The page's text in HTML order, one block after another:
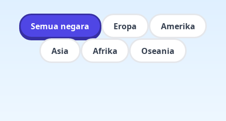
Semua negara Eropa Amerika
Asia Afrika Oseania